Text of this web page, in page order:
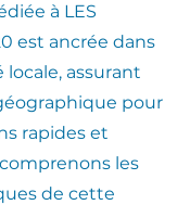
à LES
est ancrée dans
assurant
pour
rapides et
les
de cette